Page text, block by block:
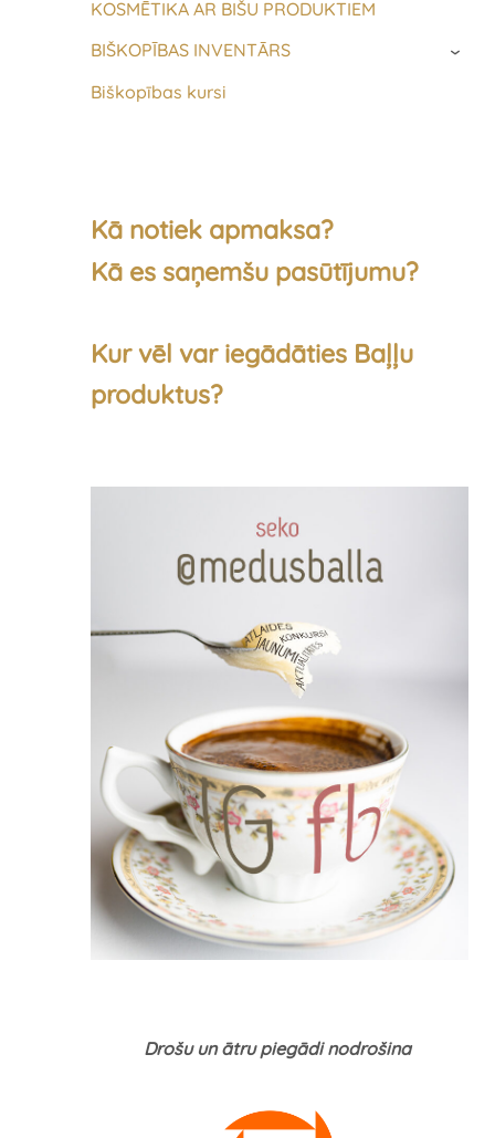
KOSMĒTIKA AR BIŠU PRODUKTIEM
BIŠKOPĪBAS INVENTĀRS
›
Biškopības kursi
Kā notiek apmaksa?
Kā es saņemšu pasūtījumu?
Kur vēl var iegādāties Baļļu
produktus?
Drošu un ātru piegādi nodrošina